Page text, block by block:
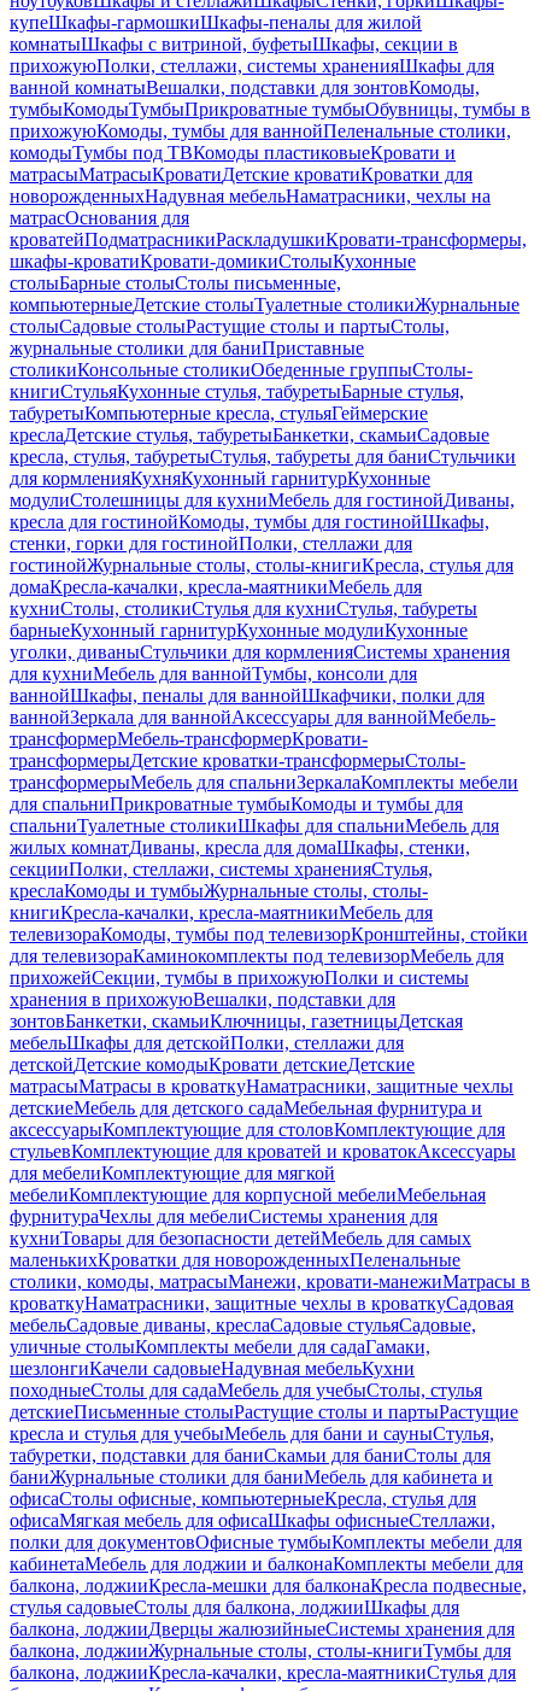
купеШкафы-гармошкиШкафы-пеналы для жилой
комнатыШкафы с витриной, буфетыШкафы, секции в
прихожуюПолки, стеллажи, системы храненияШкафы для
ванной комнатыВешалки, подставки для зонтовКомоды,
тумбыКомодыТумбыПрикроватные тумбыОбувницы, тумбы в
прихожуюКомоды, тумбы для ваннойПеленальные столики,
комодыТумбы под ТВКомоды пластиковыеКровати и
матрасыМатрасыКроватиДетские кроватиКроватки для
новорожденныхНадувная мебельНаматрасники, чехлы на
матрасОснования для
кроватейПодматрасникиРаскладушкиКровати-трансформеры,
шкафы-кроватиКровати-домикиСтолыКухонные
столыБарные столыСтолы письменные,
компьютерныеДетские столыТуалетные столикиЖурнальные
столыСадовые столыРастущие столы и партыСтолы,
журнальные столики для баниПриставные
столикиКонсольные столикиОбеденные группыСтолы-
книгиСтульяКухонные стулья, табуретыБарные стулья,
табуретыКомпьютерные кресла, стульяГеймерские
креслаДетские стулья, табуретыБанкетки, скамьиСадовые
кресла, стулья, табуретыСтулья, табуреты для баниСтульчики
для кормленияКухняКухонный гарнитурКухонные
модулиСтолешницы для кухниМебель для гостинойДиваны,
кресла для гостинойКомоды, тумбы для гостинойШкафы,
стенки, горки для гостинойПолки, стеллажи для
гостинойЖурнальные столы, столы-книгиКресла, стулья для
домаКресла-качалки, кресла-маятникиМебель для
кухниСтолы, столикиСтулья для кухниСтулья, табуреты
барныеКухонный гарнитурКухонные модулиКухонные
уголки, диваныСтульчики для кормленияСистемы хранения
для кухниМебель для ваннойТумбы, консоли для
ваннойШкафы, пеналы для ваннойШкафчики, полки для
ваннойЗеркала для ваннойАксессуары для ваннойМебель-
трансформерМебель-трансформерКровати-
трансформерыДетские кроватки-трансформерыСтолы-
трансформерыМебель для спальниЗеркалаКомплекты мебели
для спальниПрикроватные тумбыКомоды и тумбы для
спальниТуалетные столикиШкафы для спальниМебель для
жилых комнатДиваны, кресла для домаШкафы, стенки,
секцииПолки, стеллажи, системы храненияСтулья,
креслаКомоды и тумбыЖурнальные столы, столы-
книгиКресла-качалки, кресла-маятникиМебель для
телевизораКомоды, тумбы под телевизорКронштейны, стойки
для телевизораКаминокомплекты под телевизорМебель для
прихожейСекции, тумбы в прихожуюПолки и системы
хранения в прихожуюВешалки, подставки для
зонтовБанкетки, скамьиКлючницы, газетницыДетская
мебельШкафы для детскойПолки, стеллажи для
детскойДетские комодыКровати детскиеДетские
матрасыМатрасы в кроваткуНаматрасники, защитные чехлы
детскиеМебель для детского садаМебельная фурнитура и
аксессуарыКомплектующие для столовКомплектующие для
стульевКомплектующие для кроватей и кроватокАксессуары
для мебелиКомплектующие для мягкой
мебелиКомплектующие для корпусной мебелиМебельная
фурнитураЧехлы для мебелиСистемы хранения для
кухниТовары для безопасности детейМебель для самых
маленькихКроватки для новорожденныхПеленальные
столики, комоды, матрасыМанежи, кровати-манежиМатрасы в
кроваткуНаматрасники, защитные чехлы в кроваткуСадовая
мебельСадовые диваны, креслаСадовые стульяСадовые,
уличные столыКомплекты мебели для садаГамаки,
шезлонгиКачели садовыеНадувная мебельКухни
походныеСтолы для садаМебель для учебыСтолы, стулья
детскиеПисьменные столыРастущие столы и партыРастущие
кресла и стулья для учебыМебель для бани и сауныСтулья,
табуретки, подставки для баниСкамьи для баниСтолы для
баниЖурнальные столики для баниМебель для кабинета и
офисаСтолы офисные, компьютерныеКресла, стулья для
офисаМягкая мебель для офисаШкафы офисныеСтеллажи,
полки для документовОфисные тумбыКомплекты мебели для
кабинетаМебель для лоджии и балконаКомплекты мебели для
балкона, лоджииКресла-мешки для балконаКресла подвесные,
стулья садовыеСтолы для балкона, лоджииШкафы для
балкона, лоджииДверцы жалюзийныеСистемы хранения для
балкона, лоджииЖурнальные столы, столы-книгиТумбы для
балкона, лоджииКресла-качалки, кресла-маятникиСтулья для